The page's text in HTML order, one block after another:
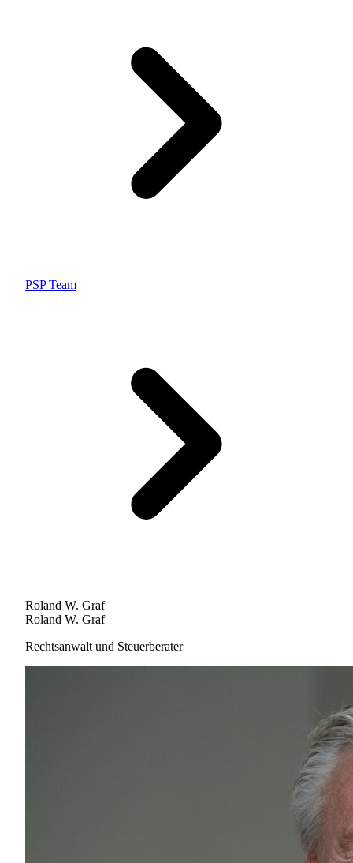
PSP Team
Roland W. Graf
Roland W. Graf
Rechtsanwalt und Steuerberater